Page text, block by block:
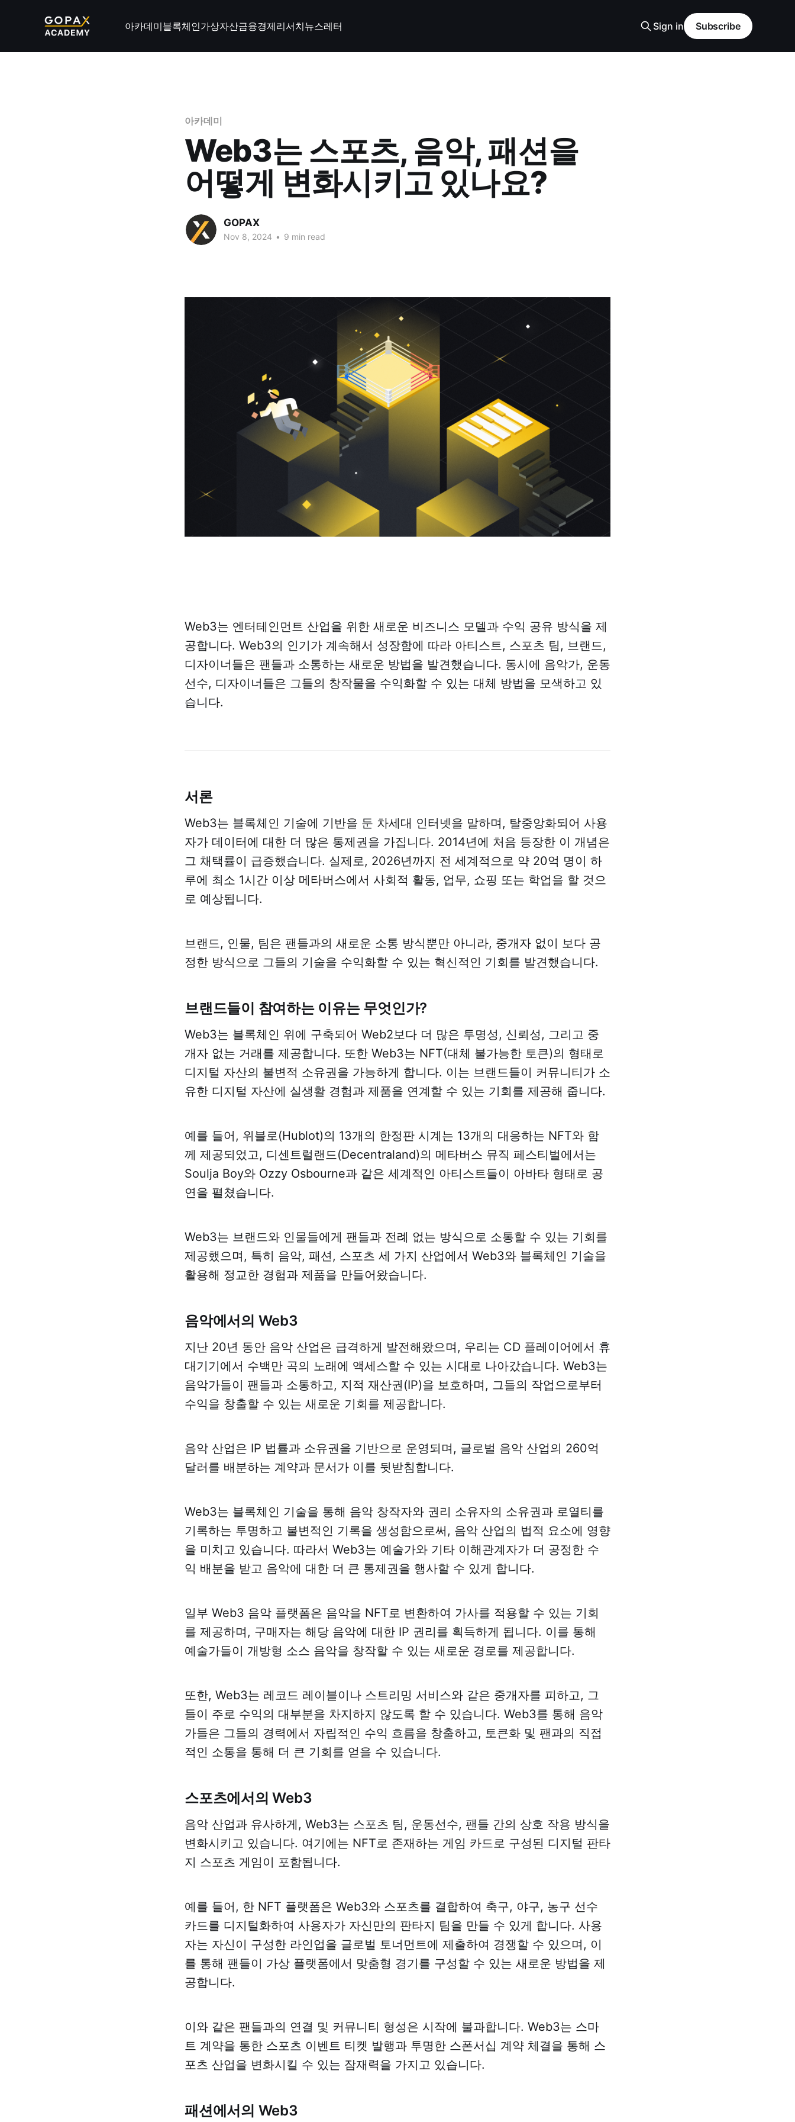
아카데미블록체인가상자산금융경제리서치뉴스레터 Sign in Subscribe
아카데미
Web3는 스포츠, 음악, 패션을
어떻게 변화시키고 있나요?
GOPAX
Nov 8, 2024 • 9 min read
Web3는 엔터테인먼트 산업을 위한 새로운 비즈니스 모델과 수익 공유 방식을 제
공합니다. Web3의 인기가 계속해서 성장함에 따라 아티스트, 스포츠 팀, 브랜드,
디자이너들은 팬들과 소통하는 새로운 방법을 발견했습니다. 동시에 음악가, 운동
선수, 디자이너들은 그들의 창작물을 수익화할 수 있는 대체 방법을 모색하고 있
습니다.
서론
Web3는 블록체인 기술에 기반을 둔 차세대 인터넷을 말하며, 탈중앙화되어 사용
자가 데이터에 대한 더 많은 통제권을 가집니다. 2014년에 처음 등장한 이 개념은
그 채택률이 급증했습니다. 실제로, 2026년까지 전 세계적으로 약 20억 명이 하
루에 최소 1시간 이상 메타버스에서 사회적 활동, 업무, 쇼핑 또는 학업을 할 것으
로 예상됩니다.
브랜드, 인물, 팀은 팬들과의 새로운 소통 방식뿐만 아니라, 중개자 없이 보다 공
정한 방식으로 그들의 기술을 수익화할 수 있는 혁신적인 기회를 발견했습니다.
브랜드들이 참여하는 이유는 무엇인가?
Web3는 블록체인 위에 구축되어 Web2보다 더 많은 투명성, 신뢰성, 그리고 중
개자 없는 거래를 제공합니다. 또한 Web3는 NFT(대체 불가능한 토큰)의 형태로
디지털 자산의 불변적 소유권을 가능하게 합니다. 이는 브랜드들이 커뮤니티가 소
유한 디지털 자산에 실생활 경험과 제품을 연계할 수 있는 기회를 제공해 줍니다.
예를 들어, 위블로(Hublot)의 13개의 한정판 시계는 13개의 대응하는 NFT와 함
께 제공되었고, 디센트럴랜드(Decentraland)의 메타버스 뮤직 페스티벌에서는
Soulja Boy와 Ozzy Osbourne과 같은 세계적인 아티스트들이 아바타 형태로 공
연을 펼쳤습니다.
Web3는 브랜드와 인물들에게 팬들과 전례 없는 방식으로 소통할 수 있는 기회를
제공했으며, 특히 음악, 패션, 스포츠 세 가지 산업에서 Web3와 블록체인 기술을
활용해 정교한 경험과 제품을 만들어왔습니다.
음악에서의 Web3
지난 20년 동안 음악 산업은 급격하게 발전해왔으며, 우리는 CD 플레이어에서 휴
대기기에서 수백만 곡의 노래에 액세스할 수 있는 시대로 나아갔습니다. Web3는
음악가들이 팬들과 소통하고, 지적 재산권(IP)을 보호하며, 그들의 작업으로부터
수익을 창출할 수 있는 새로운 기회를 제공합니다.
음악 산업은 IP 법률과 소유권을 기반으로 운영되며, 글로벌 음악 산업의 260억
달러를 배분하는 계약과 문서가 이를 뒷받침합니다.
Web3는 블록체인 기술을 통해 음악 창작자와 권리 소유자의 소유권과 로열티를
기록하는 투명하고 불변적인 기록을 생성함으로써, 음악 산업의 법적 요소에 영향
을 미치고 있습니다. 따라서 Web3는 예술가와 기타 이해관계자가 더 공정한 수
익 배분을 받고 음악에 대한 더 큰 통제권을 행사할 수 있게 합니다.
일부 Web3 음악 플랫폼은 음악을 NFT로 변환하여 가사를 적용할 수 있는 기회
를 제공하며, 구매자는 해당 음악에 대한 IP 권리를 획득하게 됩니다. 이를 통해
예술가들이 개방형 소스 음악을 창작할 수 있는 새로운 경로를 제공합니다.
또한, Web3는 레코드 레이블이나 스트리밍 서비스와 같은 중개자를 피하고, 그
들이 주로 수익의 대부분을 차지하지 않도록 할 수 있습니다. Web3를 통해 음악
가들은 그들의 경력에서 자립적인 수익 흐름을 창출하고, 토큰화 및 팬과의 직접
적인 소통을 통해 더 큰 기회를 얻을 수 있습니다.
스포츠에서의 Web3
음악 산업과 유사하게, Web3는 스포츠 팀, 운동선수, 팬들 간의 상호 작용 방식을
변화시키고 있습니다. 여기에는 NFT로 존재하는 게임 카드로 구성된 디지털 판타
지 스포츠 게임이 포함됩니다.
예를 들어, 한 NFT 플랫폼은 Web3와 스포츠를 결합하여 축구, 야구, 농구 선수
카드를 디지털화하여 사용자가 자신만의 판타지 팀을 만들 수 있게 합니다. 사용
자는 자신이 구성한 라인업을 글로벌 토너먼트에 제출하여 경쟁할 수 있으며, 이
를 통해 팬들이 가상 플랫폼에서 맞춤형 경기를 구성할 수 있는 새로운 방법을 제
공합니다.
이와 같은 팬들과의 연결 및 커뮤니티 형성은 시작에 불과합니다. Web3는 스마
트 계약을 통한 스포츠 이벤트 티켓 발행과 투명한 스폰서십 계약 체결을 통해 스
포츠 산업을 변화시킬 수 있는 잠재력을 가지고 있습니다.
패션에서의 Web3